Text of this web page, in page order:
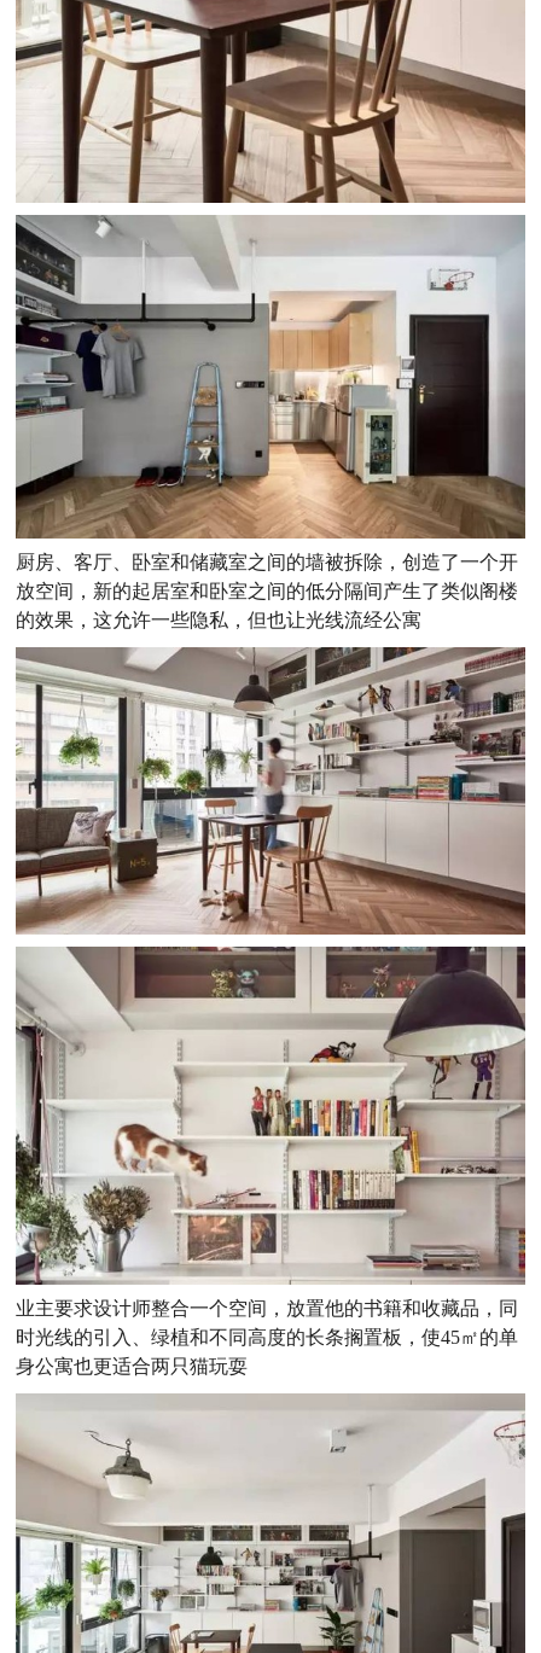
厨房、客厅、卧室和储藏室之间的墙被拆除，创造了一个开
放空间，新的起居室和卧室之间的低分隔间产生了类似阁楼
的效果，这允许一些隐私，但也让光线流经公寓
业主要求设计师整合一个空间，放置他的书籍和收藏品，同
时光线的引入、绿植和不同高度的长条搁置板，使45㎡的单
身公寓也更适合两只猫玩耍